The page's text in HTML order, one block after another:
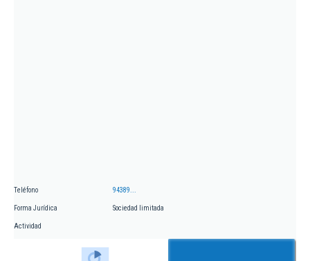
Teléfono 94389...
Forma Jurídica Sociedad limitada
Actividad